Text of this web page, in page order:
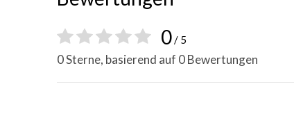
0/ 5
0 Sterne, basierend auf 0 Bewertungen